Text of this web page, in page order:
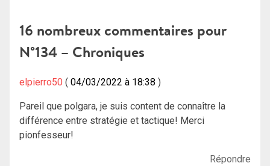
16 nombreux commentaires pour
N°134 – Chroniques
elpierro50 04/03/2022 à 18:38
Pareil que polgara, je suis content de connaître la
différence entre stratégie et tactique! Merci
pionfesseur!
Répondre